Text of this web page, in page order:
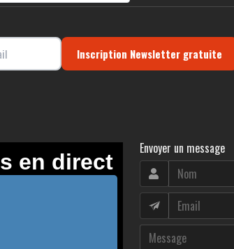
Inscription Newsletter gratuite
Envoyer un message